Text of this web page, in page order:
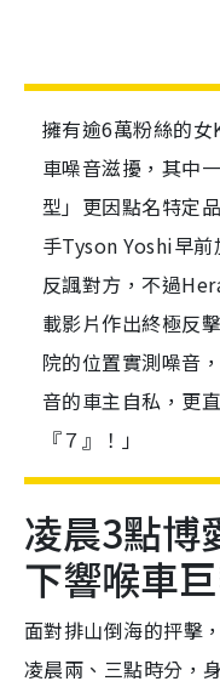
擁有逾6萬粉絲的
車噪音滋擾，其中
型」更因點名特定
手Tyson Yoshi早
反諷對方，不過
載影片作出終極反
院的位置實測噪音
音的車主自私，更
『７』！」
凌晨3點博
下響喉車
面對排山倒海的抨擊
凌晨兩、三點時分，